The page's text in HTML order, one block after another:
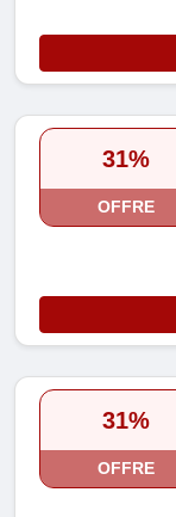
31%
OFFRE
31%
OFFRE